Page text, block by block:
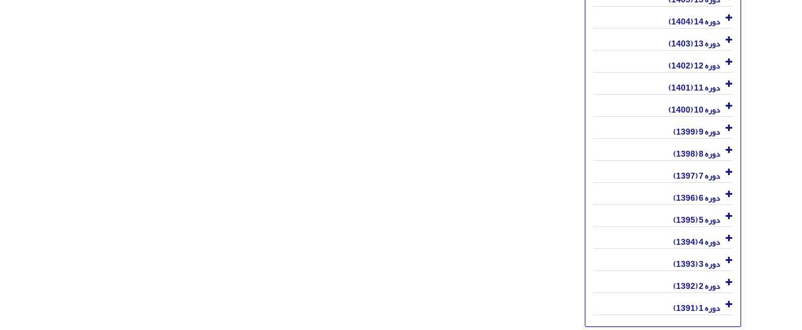
دوره 14 (1404)
دوره 13 (1403)
دوره 12 (1402)
دوره 11 (1401)
دوره 10 (1400)
دوره 9 (1399)
دوره 8 (1398)
دوره 7 (1397)
دوره 6 (1396)
دوره 5 (1395)
دوره 4 (1394)
دوره 3 (1393)
دوره 2 (1392)
دوره 1 (1391)